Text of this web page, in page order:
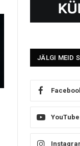
JÄLGI MEID
YouTube